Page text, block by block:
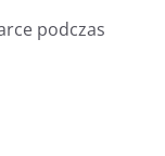
podczas